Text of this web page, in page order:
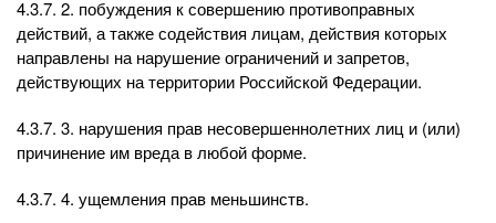
4.3.7. 2. побуждения к совершению противоправных
действий, а также содействия лицам, действия которых
направлены на нарушение ограничений и запретов,
действующих на территории Российской Федерации.
4.3.7. 3. нарушения прав несовершеннолетних лиц и (или)
причинение им вреда в любой форме.
4.3.7. 4. ущемления прав меньшинств.